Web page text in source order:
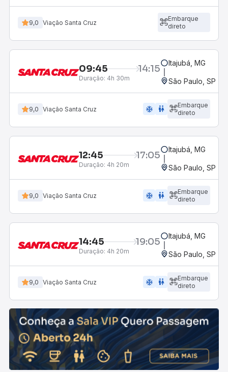
9,0 Viação Santa Cruz
Embarque
direto
09:45 14:15
Duração: 4h 30m
Itajubá, MG
São Paulo, SP -
9,0 Viação Santa Cruz ac_unit wc
Embarque
direto
12:45 17:05
Duração: 4h 20m
Itajubá, MG
São Paulo, SP -
9,0 Viação Santa Cruz ac_unit wc
Embarque
direto
14:45 19:05
Duração: 4h 20m
Itajubá, MG
São Paulo, SP -
9,0 Viação Santa Cruz ac_unit wc
Embarque
direto